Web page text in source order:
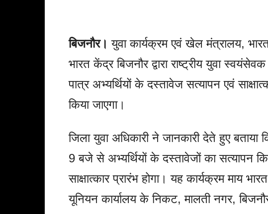
बिजनौर।युवा कार्यक्रम एवं खेल मंत्रालय,
भारत केंद्र बिजनौर द्वारा राष्ट्रीय युवा
पात्र अभ्यर्थियों के दस्तावेज सत्यापन एवं
किया जाएगा।
जिला युवा अधिकारी ने जानकारी देते हुए
9 बजे से अभ्यर्थियों के दस्तावेजों का सत्यापन
साक्षात्कार प्रारंभ होगा। यह कार्यक्रम माय
यूनियन कार्यालय के निकट, मालती नगर,